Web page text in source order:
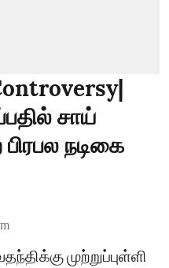
சாய்
நடிகை
முற்றுப்புள்ளி